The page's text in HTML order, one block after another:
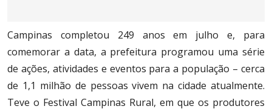
Campinas completou 249 anos em julho e, para
comemorar a data, a prefeitura programou uma série
de ações, atividades e eventos para a população – cerca
de 1,1 milhão de pessoas vivem na cidade atualmente.
Teve o Festival Campinas Rural, em que os produtores